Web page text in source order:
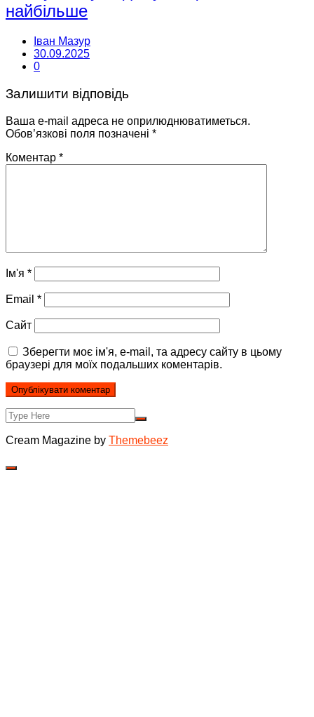
найбільше
Іван Мазур
30.09.2025
0
Залишити відповідь
Ваша e-mail адреса не оприлюднюватиметься.
Обов’язкові поля позначені *
Коментар *
Ім'я *
Email *
Сайт
Зберегти моє ім'я, e-mail, та адресу сайту в цьому
браузері для моїх подальших коментарів.
Cream Magazine by Themebeez